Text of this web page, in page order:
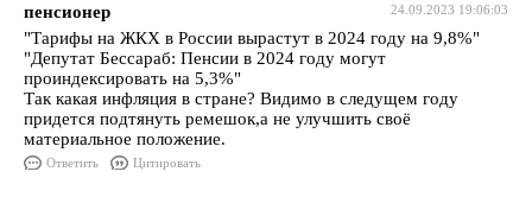
24.09.2023 19:06:03
пенсионер
"Тарифы на ЖКХ в России вырастут в 2024 году на 9,8%"
"Депутат Бессараб: Пенсии в 2024 году могут
проиндексировать на 5,3%"
Так какая инфляция в стране? Видимо в следущем году
придется подтянуть ремешок,а не улучшить своё
материальное положение.
Ответить Цитировать